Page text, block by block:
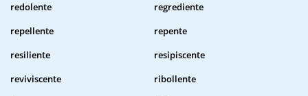
redolente
regrediente
repellente
repente
resiliente
resipiscente
reviviscente
ribollente